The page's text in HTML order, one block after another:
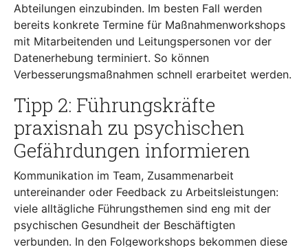
Abteilungen einzubinden. Im besten Fall werden
bereits konkrete Termine für Maßnahmenworkshops
mit Mitarbeitenden und Leitungspersonen vor der
Datenerhebung terminiert. So können
Verbesserungsmaßnahmen schnell erarbeitet werden.
Tipp 2: Führungskräfte
praxisnah zu psychischen
Gefährdungen informieren
Kommunikation im Team, Zusammenarbeit
untereinander oder Feedback zu Arbeitsleistungen:
viele alltägliche Führungsthemen sind eng mit der
psychischen Gesundheit der Beschäftigten
verbunden. In den Folgeworkshops bekommen diese